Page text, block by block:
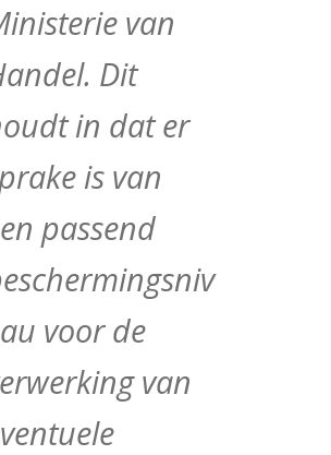
van
Dit
in dat er
is van
passend
voor de
van